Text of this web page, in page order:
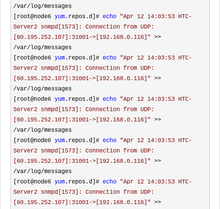
/var/log/messages
[root@node6 yum .repos.d]# echo "Apr 12 14:03:53 HTC-
Server2 snmpd[1573]: Connection from UDP:
[60.195.252.107]:31001->[192.168.0.116] " >>
/var/log/messages
[root@node6 yum .repos.d]# echo "Apr 12 14:03:53 HTC-
Server2 snmpd[1573]: Connection from UDP:
[60.195.252.107]:31001->[192.168.0.116] " >>
/var/log/messages
[root@node6 yum .repos.d]# echo "Apr 12 14:03:53 HTC-
Server2 snmpd[1573]: Connection from UDP:
[60.195.252.107]:31001->[192.168.0.116] " >>
/var/log/messages
[root@node6 yum .repos.d]# echo "Apr 12 14:03:53 HTC-
Server2 snmpd[1573]: Connection from UDP:
[60.195.252.107]:31001->[192.168.0.116] " >>
/var/log/messages
[root@node6 yum .repos.d]# echo "Apr 12 14:03:53 HTC-
Server2 snmpd[1573]: Connection from UDP:
[60.195.252.107]:31001->[192.168.0.116] " >>